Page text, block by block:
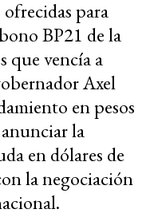
para
BP21 de la
que vencía a
Axel
en pesos
la
en dólares de
la negociación